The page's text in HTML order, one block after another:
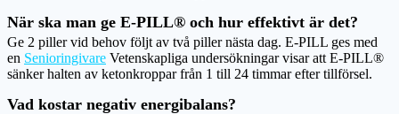
När ska man ge E-PILL® och hur effektivt är det?
Ge 2 piller vid behov följt av två piller nästa dag. E-PILL ges med
en Senioringivare Vetenskapliga undersökningar visar att E-PILL®
sänker halten av ketonkroppar från 1 till 24 timmar efter tillförsel.
Vad kostar negativ energibalans?